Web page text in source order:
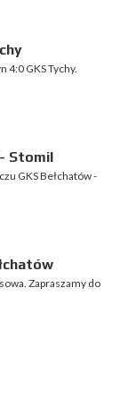
GKS Tychy.
Stomil
GKS Bełchatów -
Zapraszamy do